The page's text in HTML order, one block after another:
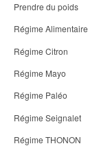
Prendre du poids
Régime Alimentaire
Régime Citron
Régime Mayo
Régime Paléo
Régime Seignalet
Régime THONON